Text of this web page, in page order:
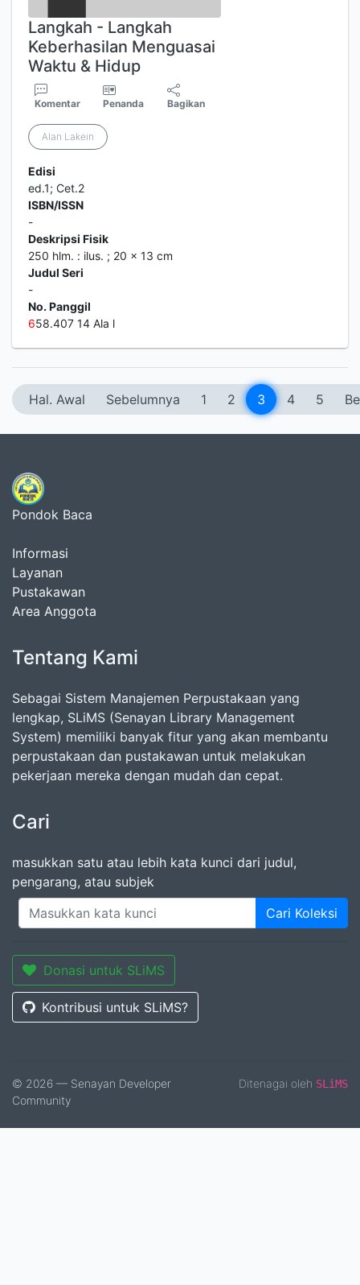
Langkah - Langkah
Keberhasilan Menguasai
Waktu & Hidup
Komentar Penanda Bagikan
Alan Lakein
Edisi
ed.1; Cet.2
ISBN/ISSN
-
Deskripsi Fisik
250 hlm. : ilus. ; 20 x 13 cm
Judul Seri
-
No. Panggil
658.407 14 Ala l
Hal. Awal Sebelumnya 1 2 3 4 5
Pondok Baca
Informasi
Layanan
Pustakawan
Area Anggota
Tentang Kami
Sebagai Sistem Manajemen Perpustakaan yang
lengkap, SLiMS (Senayan Library Management
System) memiliki banyak fitur yang akan membantu
perpustakaan dan pustakawan untuk melakukan
pekerjaan mereka dengan mudah dan cepat.
Cari
masukkan satu atau lebih kata kunci dari judul,
pengarang, atau subjek
Cari Koleksi
Donasi untuk SLiMS
Kontribusi untuk SLiMS?
© 2026 — Senayan Developer
Community
Ditenagai oleh SLiMS